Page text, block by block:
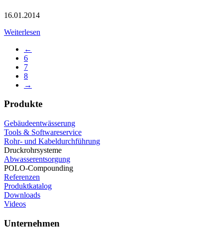
16.01.2014
Weiterlesen
←
6
7
8
→
Produkte
Gebäudeentwässerung
Tools & Softwareservice
Rohr- und Kabeldurchführung
Druckrohrsysteme
Abwasserentsorgung
POLO-Compounding
Referenzen
Produktkatalog
Downloads
Videos
Unternehmen